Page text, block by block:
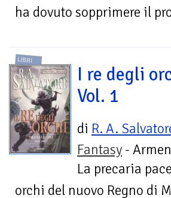
ha dovuto sopprimere il
LIBRI
I re degli
Vol. 1
di R. A.
Fantasy -
La precaria
orchi del nuovo Regno di